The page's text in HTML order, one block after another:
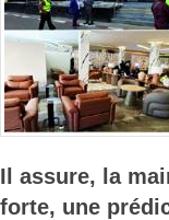
Il assure, la
forte, une